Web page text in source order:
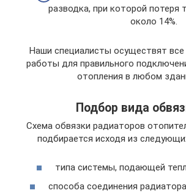
разводка, при которой потеря
около 14%.
Наши специалисты осуществят
работы для правильного
отопления в любом
Подбор вида
Схема обвязки радиаторов
подбирается исходя из
типа системы, подающей
способа соединения